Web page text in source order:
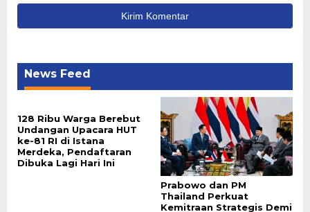
News Feed
128 Ribu Warga Berebut
Undangan Upacara HUT
ke-81 RI di Istana
Merdeka, Pendaftaran
Dibuka Lagi Hari Ini
Prabowo dan PM
Thailand Perkuat
Kemitraan Strategis Demi